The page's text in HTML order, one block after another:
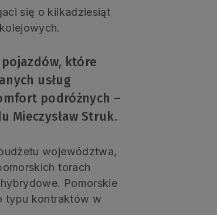
się o kilkadziesiąt
które
usług
podróżnych –
Mieczysław Struk.
województwa,
torach
Pomorskie
typu kontraktów w